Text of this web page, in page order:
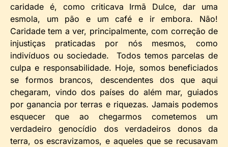
caridade é, como criticava Irmã Dulce, dar uma
esmola, um pão e um café e ir embora. Não!
Caridade tem a ver, principalmente, com correção de
injustiças praticadas por nós mesmos, como
indivíduos ou sociedade. Todos temos parcelas de
culpa e responsabilidade. Hoje, somos beneficiados
se formos brancos, descendentes dos que aqui
chegaram, vindo dos países do além mar, guiados
por ganancia por terras e riquezas. Jamais podemos
esquecer que ao chegarmos cometemos um
verdadeiro genocídio dos verdadeiros donos da
terra, os escravizamos, e aqueles que se recusavam